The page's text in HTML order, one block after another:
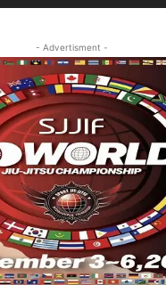
- Advertisment -